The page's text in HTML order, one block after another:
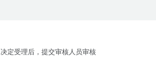
决定受理后，提交审核人员审核